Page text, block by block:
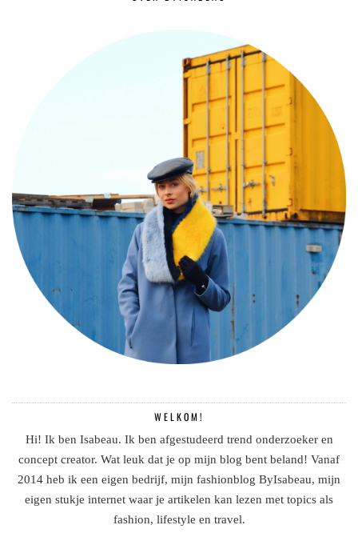
WELKOM!
Hi! Ik ben Isabeau. Ik ben afgestudeerd trend onderzoeker en
concept creator. Wat leuk dat je op mijn blog bent beland! Vanaf
2014 heb ik een eigen bedrijf, mijn fashionblog ByIsabeau, mijn
eigen stukje internet waar je artikelen kan lezen met topics als
fashion, lifestyle en travel.